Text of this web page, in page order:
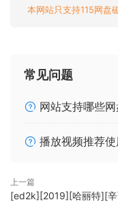
本网站只支持115网盘
常见问题
网站支持哪些网
播放视频推荐
上一篇
[ed2k][2019][哈丽特][辛